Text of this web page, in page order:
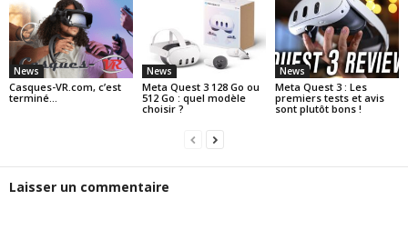
News
Casques-VR.com, c’est
terminé…
News
Meta Quest 3 128 Go ou
512 Go : quel modèle
choisir ?
News
Meta Quest 3 : Les
premiers tests et avis
sont plutôt bons !
Laisser un commentaire